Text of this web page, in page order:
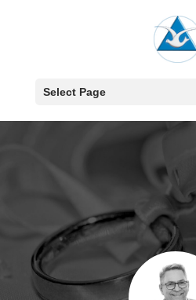
Select Page